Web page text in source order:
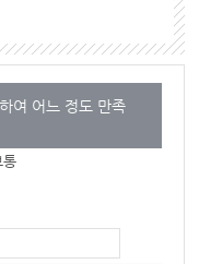
여 어느 정도 만족
통